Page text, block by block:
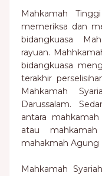
Mahkamah
memeriksa dan
bidangkuasa
rayuan.
bidangkuasa
terakhir
Mahkamah
Darussalam.
antara
atau
mahakmah Agung
Mahkamah